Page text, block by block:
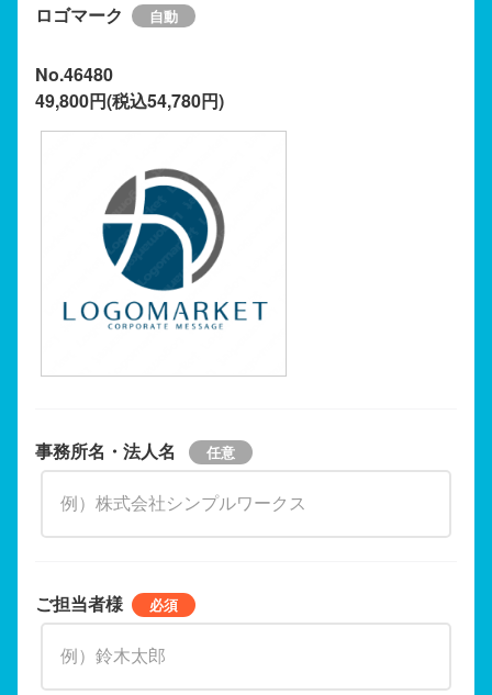
ロゴマーク
No.46480
49,800円(税込54,780円)
事務所名・法人名
ご担当者様